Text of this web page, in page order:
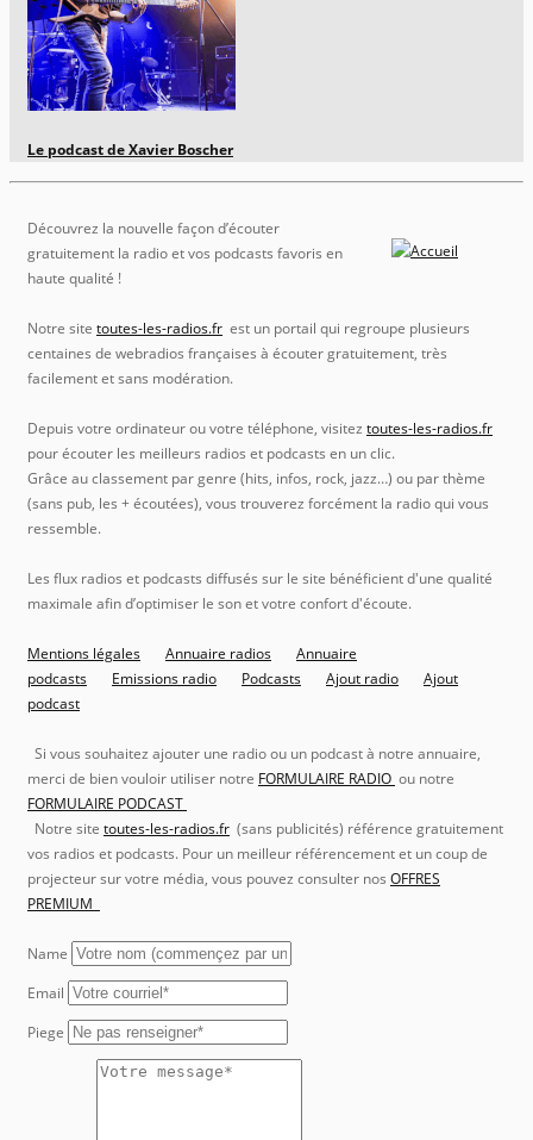
Le podcast de Xavier Boscher
Découvrez la nouvelle façon d’écouter
gratuitement la radio et vos podcasts favoris en
haute qualité !
Notre site toutes-les-radios.fr est un portail qui regroupe plusieurs
centaines de webradios françaises à écouter gratuitement, très
facilement et sans modération.
Depuis votre ordinateur ou votre téléphone, visitez toutes-les-radios.fr
pour écouter les meilleurs radios et podcasts en un clic.
Grâce au classement par genre (hits, infos, rock, jazz…) ou par thème
(sans pub, les + écoutées), vous trouverez forcément la radio qui vous
ressemble.
Les flux radios et podcasts diffusés sur le site bénéficient d'une qualité
maximale afin d’optimiser le son et votre confort d'écoute.
Mentions légales Annuaire radios
Annuaire
podcasts
Emissions radio Podcasts Ajout radio
Ajout
podcast
Si vous souhaitez ajouter une radio ou un podcast à notre annuaire,
merci de bien vouloir utiliser notre FORMULAIRE RADIO ou notre
FORMULAIRE PODCAST
Notre site toutes-les-radios.fr (sans publicités) référence gratuitement
vos radios et podcasts. Pour un meilleur référencement et un coup de
projecteur sur votre média, vous pouvez consulter nos OFFRES
PREMIUM
Name
Email
Piege